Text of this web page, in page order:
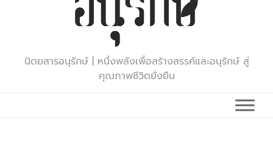
นิตยสารอนุรักษ์ | หนึ่งพลังเพื่อสร้างสรรค์และอนุรักษ์ สู่
คุณภาพชีวิตยั่งยืน